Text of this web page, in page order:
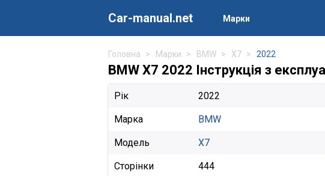
Car-manual.net Марки
Головна Марки BMW X7 2022
BMW X7 2022 Інструкція з
Рік 2022
Марка BMW
Модель X7
Сторінки 444